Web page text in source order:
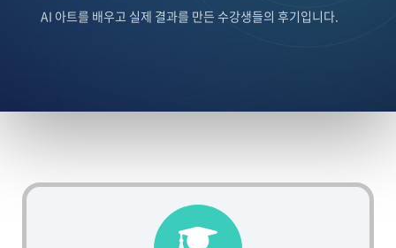
AI 아트를 배우고 실제 결과를 만든 수강생들의 후기입니다.